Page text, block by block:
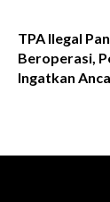
TPA Ilegal
Beroperasi,
Ingatkan